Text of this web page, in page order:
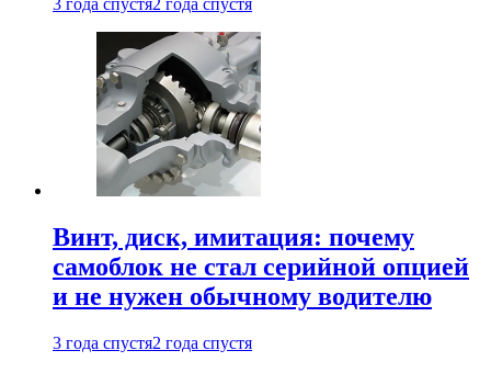
3 года спустя2 года спустя
Винт, диск, имитация: почему
самоблок не стал серийной опцией
и не нужен обычному водителю
3 года спустя2 года спустя